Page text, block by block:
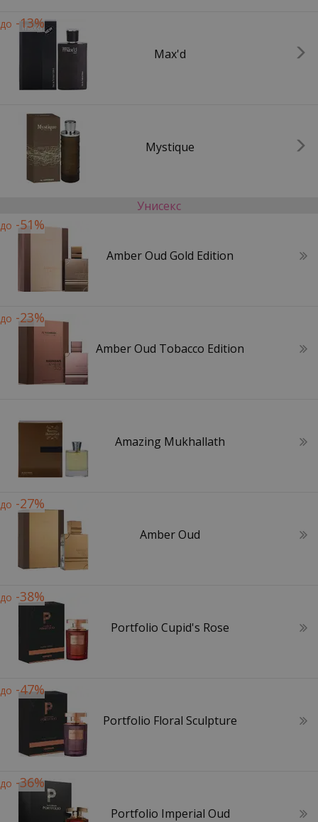
до -13%
Max'd
Mystique
Унисекс
до -51%
Amber Oud Gold Edition
до -23%
Amber Oud Tobacco Edition
Amazing Mukhallath
до -27%
Amber Oud
до -38%
Portfolio Cupid's Rose
до -47%
Portfolio Floral Sculpture
до -36%
Portfolio Imperial Oud